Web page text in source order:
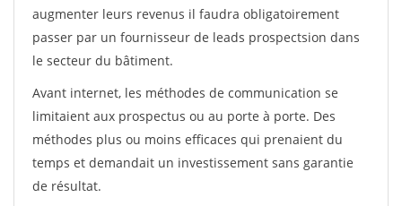
augmenter leurs revenus il faudra obligatoirement
passer par un fournisseur de leads prospectsion dans
le secteur du bâtiment.
Avant internet, les méthodes de communication se
limitaient aux prospectus ou au porte à porte. Des
méthodes plus ou moins efficaces qui prenaient du
temps et demandait un investissement sans garantie
de résultat.